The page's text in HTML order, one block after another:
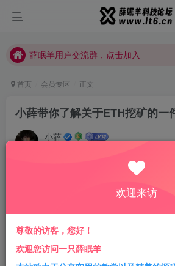
薛眠羊用户交流群，点击加入
薛眠羊用户交流群，点击加入
首页 会员专区 正文
小薛带你了解关于ETH挖矿的一
小薛
最近好多人都在挖矿，上一次听到 挖矿
给客户做运维的时候，当时是客户的机
权访问的漏洞被注入了挖矿的程序，基
欢迎来访
尊敬的访客，您好！
欢迎您访问一只薛眠羊